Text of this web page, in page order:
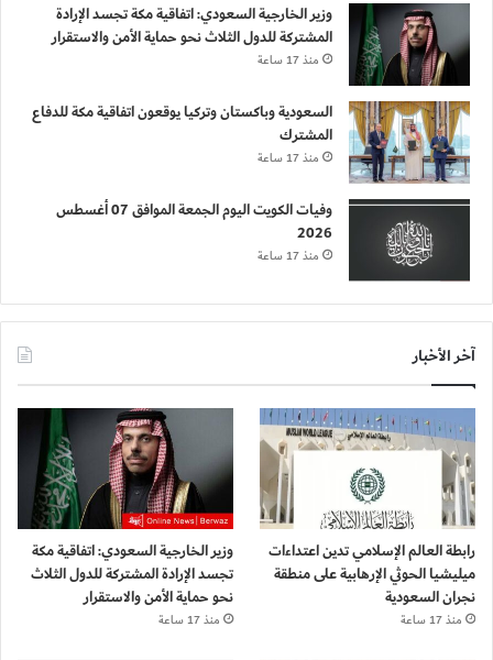
وزير الخارجية السعودي: اتفاقية مكة تجسد الإرادة
المشتركة للدول الثلاث نحو حماية الأمن والاستقرار
منذ 17 ساعة
السعودية وباكستان وتركيا يوقعون اتفاقية مكة للدفاع
المشترك
منذ 17 ساعة
وفيات الكويت اليوم الجمعة الموافق 07 أغسطس
2026
منذ 17 ساعة
آخر الأخبار
رابطة العالم الإسلامي تدين اعتداءات
ميليشيا الحوثي الإرهابية على منطقة
نجران السعودية
منذ 17 ساعة
وزير الخارجية السعودي: اتفاقية مكة
تجسد الإرادة المشتركة للدول الثلاث
نحو حماية الأمن والاستقرار
منذ 17 ساعة